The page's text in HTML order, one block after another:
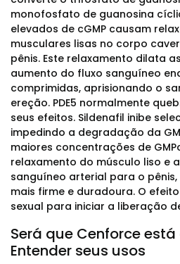
monofosfato de guanosina
elevados de cGMP causam
musculares lisas no corpo
pênis. Este relaxamento dilata
aumento do fluxo sanguíneo
comprimidas, aprisionando o
ereção. PDE5 normalmente
seus efeitos. Sildenafil inibe
impedindo a degradação da
maiores concentrações de
relaxamento do músculo liso e
sanguíneo arterial para o
mais firme e duradoura. O
sexual para iniciar a liberação
Será que Cenforce
Entender seus usos